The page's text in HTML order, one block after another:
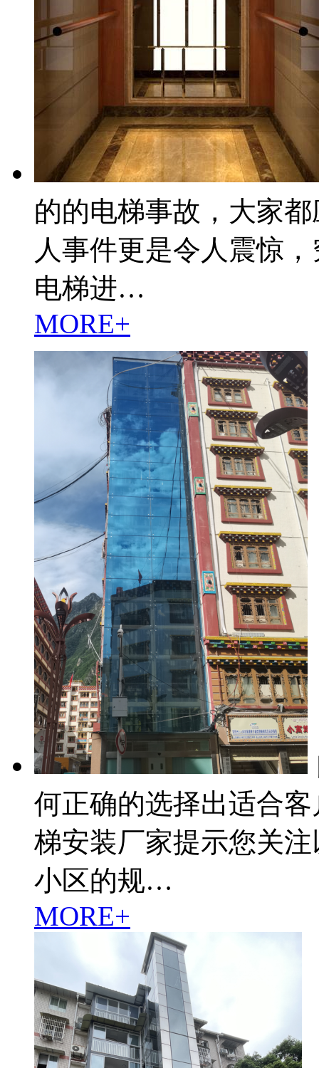
的的电梯事故，大家
人事件更是令人震惊
电梯进…
MORE+
何正确的选择出适合
梯安装厂家提示您关
小区的规…
MORE+